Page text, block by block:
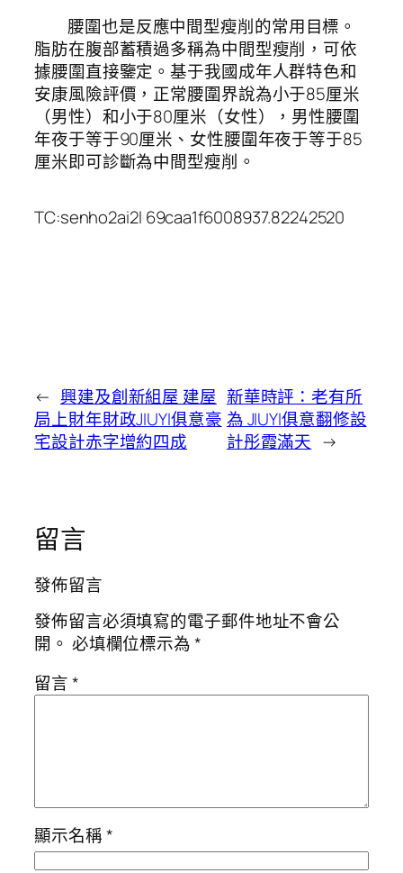
腰圍也是反應中間型瘦削的常用目標。
脂肪在腹部蓄積過多稱為中間型瘦削，可依
據腰圍直接鑒定。基于我國成年人群特色和
安康風險評價，正常腰圍界說為小于85厘米
（男性）和小于80厘米（女性），男性腰圍
年夜于等于90厘米、女性腰圍年夜于等于85
厘米即可診斷為中間型瘦削。
TC:senho2ai2l 69caa1f6008937.82242520
← 興建及創新組屋 建屋
局上財年財政JIUYI俱意豪
宅設計赤字增約四成
新華時評：老有所
為 JIUYI俱意翻修設
計彤霞滿天 →
留言
發佈留言
發佈留言必須填寫的電子郵件地址不會公
開。 必填欄位標示為*
留言*
顯示名稱*